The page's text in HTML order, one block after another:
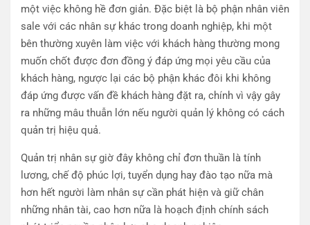
một việc không hề đơn giản. Đặc biệt là bộ phận nhân viên
sale với các nhân sự khác trong doanh nghiệp, khi một
bên thường xuyên làm việc với khách hàng thường mong
muốn chốt được đơn đồng ý đáp ứng mọi yêu cầu của
khách hàng, ngược lại các bộ phận khác đôi khi không
đáp ứng được vấn đề khách hàng đặt ra, chính vì vậy gây
ra những mâu thuẫn lớn nếu người quản lý không có cách
quản trị hiệu quả.
Quản trị nhân sự giờ đây không chỉ đơn thuần là tính
lương, chế độ phúc lợi, tuyển dụng hay đào tạo nữa mà
hơn hết người làm nhân sự cần phát hiện và giữ chân
những nhân tài, cao hơn nữa là hoạch định chính sách